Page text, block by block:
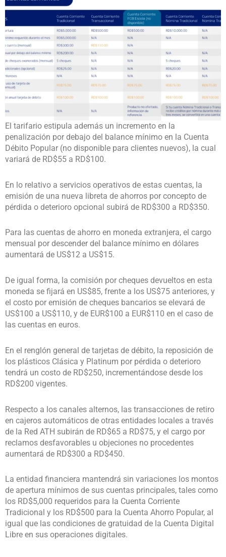
El tarifario estipula además un incremento en la
penalización por debajo del balance mínimo en la Cuenta
Débito Popular (no disponible para clientes nuevos), la cual
variará de RD$55 a RD$100.
En lo relativo a servicios operativos de estas cuentas, la
emisión de una nueva libreta de ahorros por concepto de
pérdida o deterioro opcional subirá de RD$300 a RD$350.
Para las cuentas de ahorro en moneda extranjera, el cargo
mensual por descender del balance mínimo en dólares
aumentará de US$12 a US$15.
De igual forma, la comisión por cheques devueltos en esta
moneda se fijará en US$85, frente a los US$75 anteriores, y
el costo por emisión de cheques bancarios se elevará de
US$100 a US$110, y de EUR$100 a EUR$110 en el caso de
las cuentas en euros.
En el renglón general de tarjetas de débito, la reposición de
los plásticos Clásica y Platinum por pérdida o deterioro
tendrá un costo de RD$250, incrementándose desde los
RD$200 vigentes.
Respecto a los canales alternos, las transacciones de retiro
en cajeros automáticos de otras entidades locales a través
de la Red ATH subirán de RD$65 a RD$75, y el cargo por
reclamos desfavorables u objeciones no procedentes
aumentará de RD$300 a RD$450.
La entidad financiera mantendrá sin variaciones los montos
de apertura mínimos de sus cuentas principales, tales como
los RD$5,000 requeridos para la Cuenta Corriente
Tradicional y los RD$500 para la Cuenta Ahorro Popular, al
igual que las condiciones de gratuidad de la Cuenta Digital
Libre en sus operaciones digitales.